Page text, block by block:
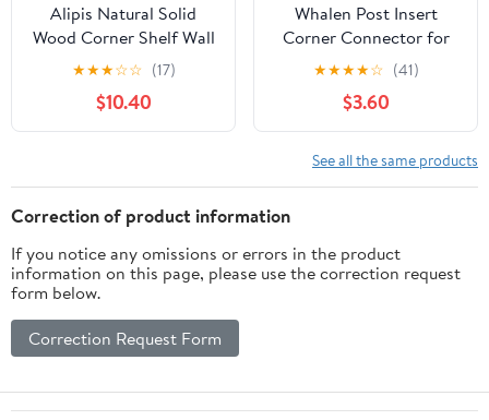
Alipis Natural Solid
Wood Corner Shelf Wall
Mounted, Dual-Fortified
Floating Corner Shelves
for Wall Storage, Round
End Sector Display
Living Room Kitchen
Plant (Oak, 7in 2P)
★★★☆☆ (17)
$10.40
Whalen Post Insert
Corner Connector for
Shelving Costco, Black
★★★★☆ (41)
$3.60
See all the same products
Correction of product information
If you notice any omissions or errors in the product
information on this page, please use the correction request
form below.
Correction Request Form